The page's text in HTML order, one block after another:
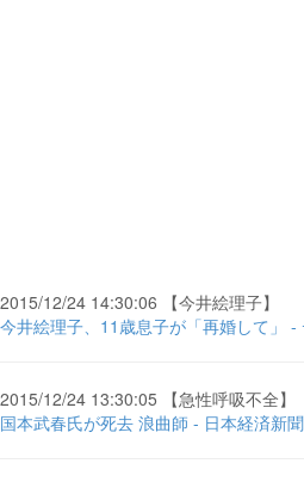
2015/12/24 14:30:06 【今井絵理子】
今井絵理子、11歳息子が「再婚して」 -
2015/12/24 13:30:05 【急性呼吸不全】
国本武春氏が死去 浪曲師 - 日本経済新聞